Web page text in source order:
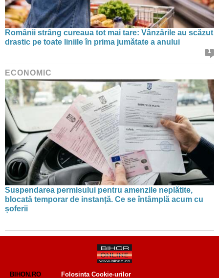
Românii strâng cureaua tot mai tare: Vânzările au scăzut
drastic pe toate liniile în prima jumătate a anului
1
ECONOMIC
Suspendarea permisului pentru amenzile neplătite,
blocată temporar de instanță. Ce se întâmplă acum cu
șoferii
BIHON.RO Folosinta Cookie-urilor